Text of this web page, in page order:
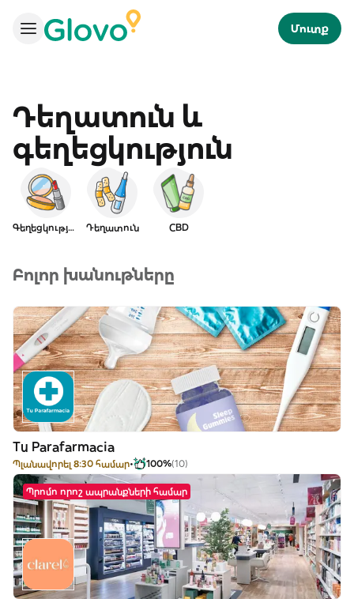
Մուտք
Դեղատուն և
գեղեցկություն
Գեղեցկություն Դեղատուն CBD
Բոլոր խանութները
Tu Parafarmacia
Պլանավորել 8:30 համար 100%(10)
Պրոմո որոշ ապրանքների համար